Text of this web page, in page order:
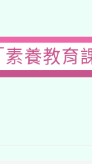
養教育